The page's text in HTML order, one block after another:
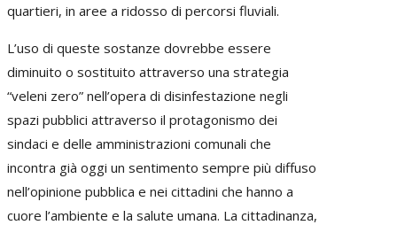
quartieri, in aree a ridosso di percorsi fluviali.
L’uso di queste sostanze dovrebbe essere
diminuito o sostituito attraverso una strategia
“veleni zero” nell’opera di disinfestazione negli
spazi pubblici attraverso il protagonismo dei
sindaci e delle amministrazioni comunali che
incontra già oggi un sentimento sempre più diffuso
nell’opinione pubblica e nei cittadini che hanno a
cuore l’ambiente e la salute umana. La cittadinanza,